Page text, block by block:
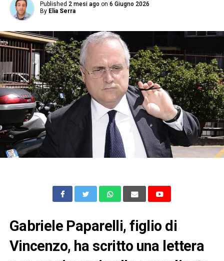
Published 2 mesi ago on 6 Giugno 2026
By Elia Serra
Gabriele Paparelli, figlio di
Vincenzo, ha scritto una lettera